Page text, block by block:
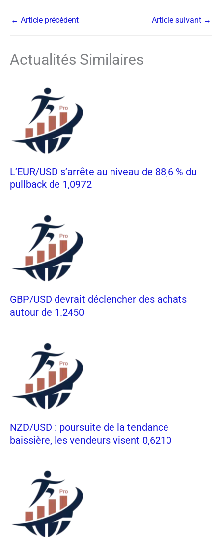
← Article précédent Article suivant →
Actualités Similaires
L’EUR/USD s’arrête au niveau de 88,6 % du
pullback de 1,0972
GBP/USD devrait déclencher des achats
autour de 1.2450
NZD/USD : poursuite de la tendance
baissière, les vendeurs visent 0,6210